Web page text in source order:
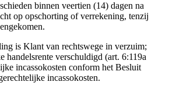
binnen veertien (14) dagen na
op opschorting of verrekening, tenzij
is Klant van rechtswege in verzuim;
handelsrente verschuldigd (art. 6:119a
incassokosten conform het Besluit
incassokosten.